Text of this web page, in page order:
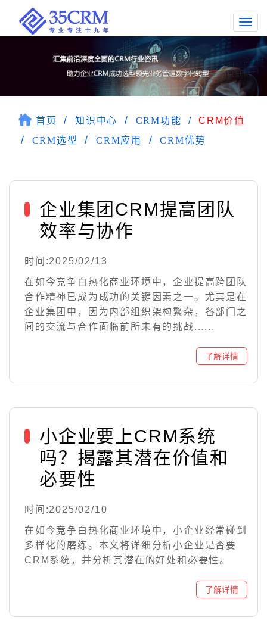
首页 知识中心 CRM功能
CRM价值
CRM选型
CRM应用 CRM优势
企业集团CRM提高团队
效率与协作
时间:2025/02/13
在如今竞争白热化商业环境中，企业提高跨团队
合作精神已成为成功的关键因素之一。尤其是在
企业集团中，因为内部组织架构繁杂，各部门之
间的交流与合作面临前所未有的挑战......
小企业要上CRM系统
吗？揭露其潜在价值和
必要性
时间:2025/02/10
在如今竞争白热化商业环境中，小企业经常碰到
多样化的磨练。本文将详细分析小企业是否要
CRM系统，并分析其潜在的好处和必要性。